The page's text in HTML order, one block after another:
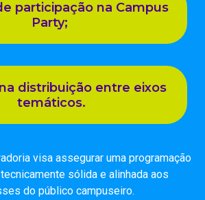
participação na Campus
Party;
distribuição entre eixos
temáticos.
visa assegurar uma programação
sólida e alinhada aos
do público campuseiro.